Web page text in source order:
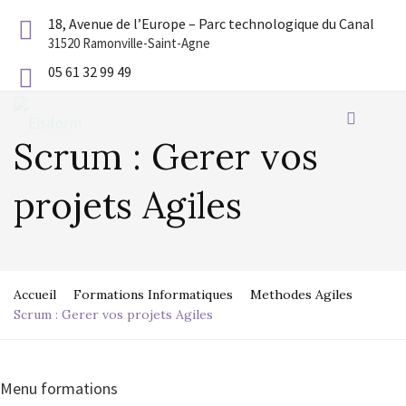
18, Avenue de l’Europe – Parc technologique du Canal
31520 Ramonville-Saint-Agne
05 61 32 99 49
Scrum : Gerer vos
projets Agiles
Accueil Formations Informatiques
Methodes Agiles
Scrum : Gerer vos projets Agiles
Menu formations